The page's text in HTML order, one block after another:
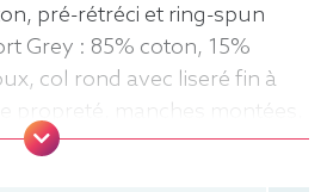
pré-rétréci et ring-spun
Grey : 85% coton, 15%
col rond avec liseré fin à
propreté, manches montées,
coupe droite